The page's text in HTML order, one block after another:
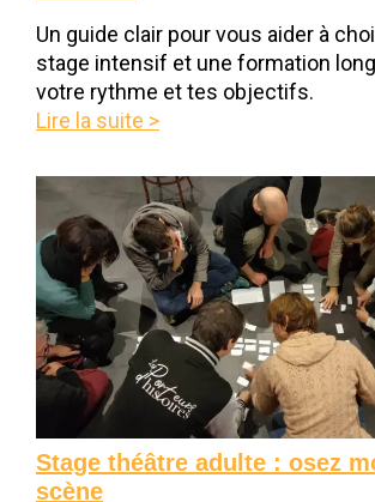
Un guide clair pour vous aider à
stage intensif et une formation
votre rythme et tes objectifs.
Lire la suite >
Stage théâtre adulte : osez
scène